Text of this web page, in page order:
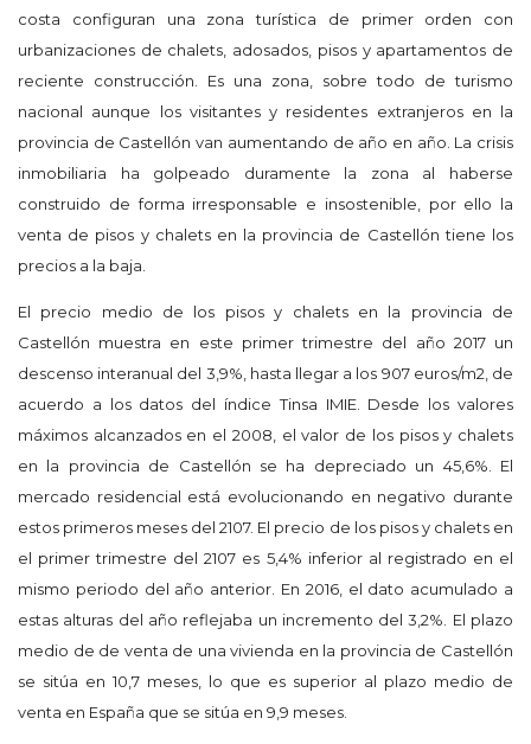
costa configuran una zona turística de primer orden con
urbanizaciones de chalets, adosados, pisos y apartamentos de
reciente construcción. Es una zona, sobre todo de turismo
nacional aunque los visitantes y residentes extranjeros en la
provincia de Castellón van aumentando de año en año. La crisis
inmobiliaria ha golpeado duramente la zona al haberse
construido de forma irresponsable e insostenible, por ello la
venta de pisos y chalets en la provincia de Castellón tiene los
precios a la baja.
El precio medio de los pisos y chalets en la provincia de
Castellón muestra en este primer trimestre del año 2017 un
descenso interanual del 3,9%, hasta llegar a los 907 euros/m2, de
acuerdo a los datos del índice Tinsa IMIE. Desde los valores
máximos alcanzados en el 2008, el valor de los pisos y chalets
en la provincia de Castellón se ha depreciado un 45,6%. El
mercado residencial está evolucionando en negativo durante
estos primeros meses del 2107. El precio de los pisos y chalets en
el primer trimestre del 2107 es 5,4% inferior al registrado en el
mismo periodo del año anterior. En 2016, el dato acumulado a
estas alturas del año reflejaba un incremento del 3,2%. El plazo
medio de de venta de una vivienda en la provincia de Castellón
se sitúa en 10,7 meses, lo que es superior al plazo medio de
venta en España que se sitúa en 9,9 meses.